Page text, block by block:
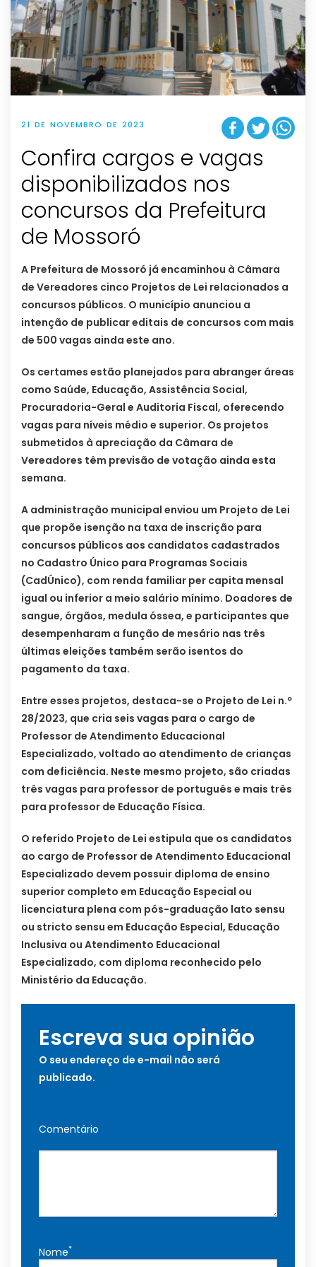
21 DE NOVEMBRO DE 2023
Confira cargos e vagas
disponibilizados nos
concursos da Prefeitura
de Mossoró
A Prefeitura de Mossoró já encaminhou à Câmara
de Vereadores cinco Projetos de Lei relacionados a
concursos públicos. O município anunciou a
intenção de publicar editais de concursos com mais
de 500 vagas ainda este ano.
Os certames estão planejados para abranger áreas
como Saúde, Educação, Assistência Social,
Procuradoria-Geral e Auditoria Fiscal, oferecendo
vagas para níveis médio e superior. Os projetos
submetidos à apreciação da Câmara de
Vereadores têm previsão de votação ainda esta
semana.
A administração municipal enviou um Projeto de Lei
que propõe isenção na taxa de inscrição para
concursos públicos aos candidatos cadastrados
no Cadastro Único para Programas Sociais
(CadÚnico), com renda familiar per capita mensal
igual ou inferior a meio salário mínimo. Doadores de
sangue, órgãos, medula óssea, e participantes que
desempenharam a função de mesário nas três
últimas eleições também serão isentos do
pagamento da taxa.
Entre esses projetos, destaca-se o Projeto de Lei n.º
28/2023, que cria seis vagas para o cargo de
Professor de Atendimento Educacional
Especializado, voltado ao atendimento de crianças
com deficiência. Neste mesmo projeto, são criadas
três vagas para professor de português e mais três
para professor de Educação Física.
O referido Projeto de Lei estipula que os candidatos
ao cargo de Professor de Atendimento Educacional
Especializado devem possuir diploma de ensino
superior completo em Educação Especial ou
licenciatura plena com pós-graduação lato sensu
ou stricto sensu em Educação Especial, Educação
Inclusiva ou Atendimento Educacional
Especializado, com diploma reconhecido pelo
Ministério da Educação.
Escreva sua opinião
O seu endereço de e-mail não será
publicado.
Comentário
Nome*